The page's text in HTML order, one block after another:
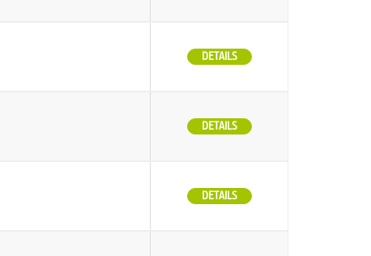
DETAILS
DETAILS
DETAILS